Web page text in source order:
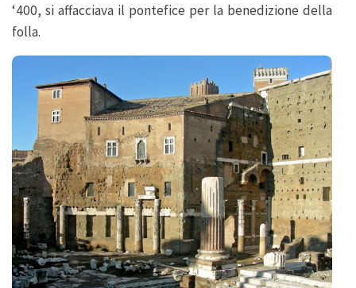
‘400, si affacciava il pontefice per la benedizione della
folla.